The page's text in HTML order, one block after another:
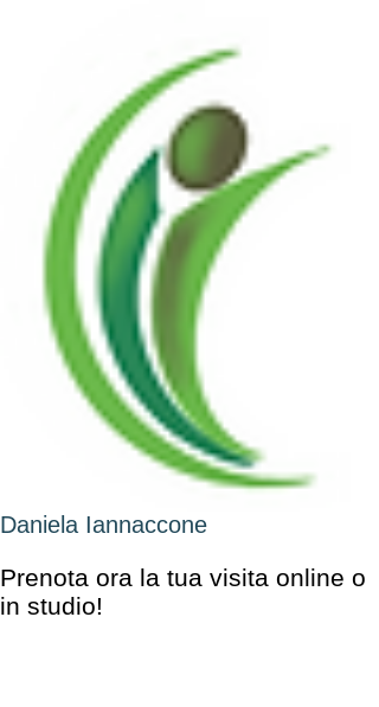
Daniela Iannaccone
Prenota ora la tua visita online o
in studio!